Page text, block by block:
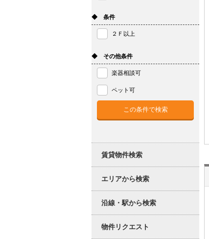
◆ 条件
２Ｆ以上
◆ その他条件
楽器相談可
ペット可
賃貸物件検索
エリアから検索
沿線・駅から検索
物件リクエスト